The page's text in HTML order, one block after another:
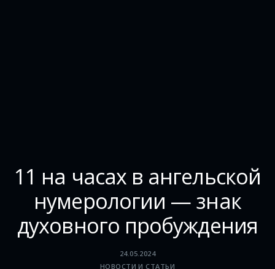
11 на часах в ангельской
нумерологии — знак
духовного пробуждения
24.05.2024
НОВОСТИ И СТАТЬИ